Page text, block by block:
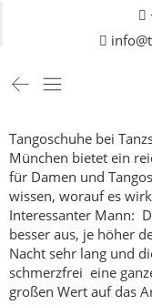
Tangoschuhe bei
München bietet ein
für Damen und
wissen, worauf es
Interessanter Mann:
besser aus, je höher
Nacht sehr lang und
schmerzfrei eine
großen Wert auf das